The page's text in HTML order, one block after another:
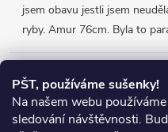
PŠT, používáme sušenky!
Na našem webu
sledování návštěvnosti.
jsem obavu jestli jsem
ryby. Amur 76cm. Byla to
Přijímáme online platby